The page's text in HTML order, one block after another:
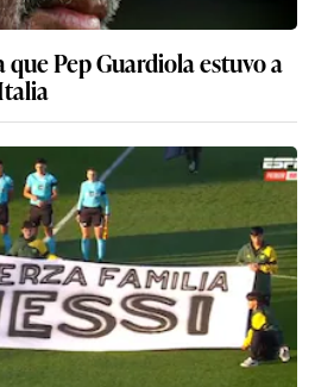
Pep Guardiola estuvo a